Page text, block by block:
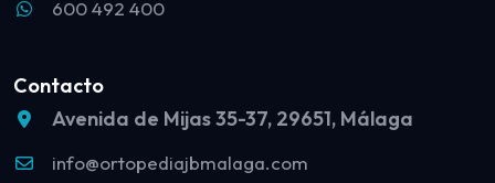
600 492 400
Contacto
Avenida de Mijas 35-37, 29651, Málaga
info@ortopediajbmalaga.com